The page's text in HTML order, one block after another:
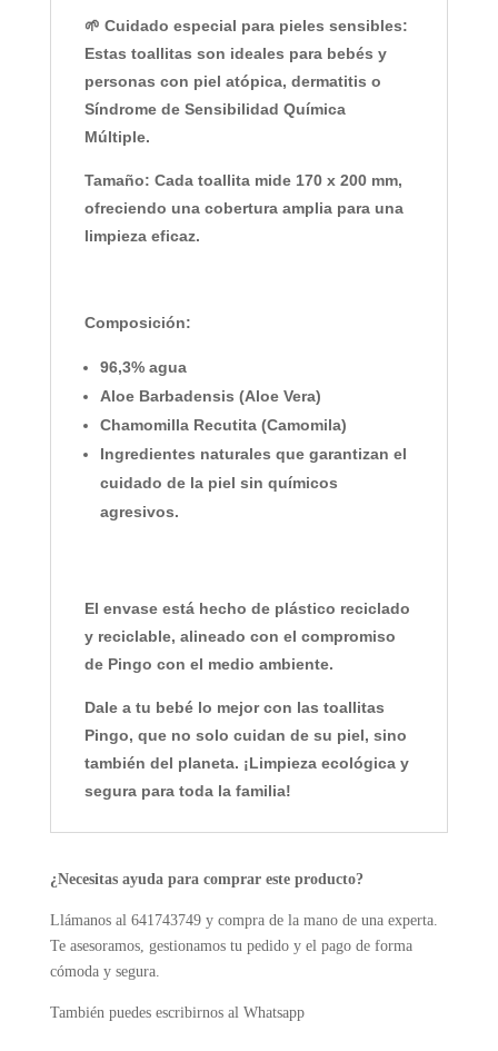
🌱 Cuidado especial para pieles sensibles:
Estas toallitas son ideales para bebés y
personas con piel atópica, dermatitis o
Síndrome de Sensibilidad Química
Múltiple.
Tamaño: Cada toallita mide 170 x 200 mm,
ofreciendo una cobertura amplia para una
limpieza eficaz.
Composición:
96,3% agua
Aloe Barbadensis (Aloe Vera)
Chamomilla Recutita (Camomila)
Ingredientes naturales que garantizan el
cuidado de la piel sin químicos
agresivos.
El envase está hecho de plástico reciclado
y reciclable, alineado con el compromiso
de Pingo con el medio ambiente.
Dale a tu bebé lo mejorcon las toallitas
Pingo, que no solo cuidan de su piel, sino
también del planeta. ¡Limpieza ecológica y
segura para toda la familia!
¿Necesitas ayuda para comprar este producto?
Llámanos al 641743749 y compra de la mano de una experta.
Te asesoramos, gestionamos tu pedido y el pago de forma
cómoda y segura.
También puedes escribirnos al Whatsapp